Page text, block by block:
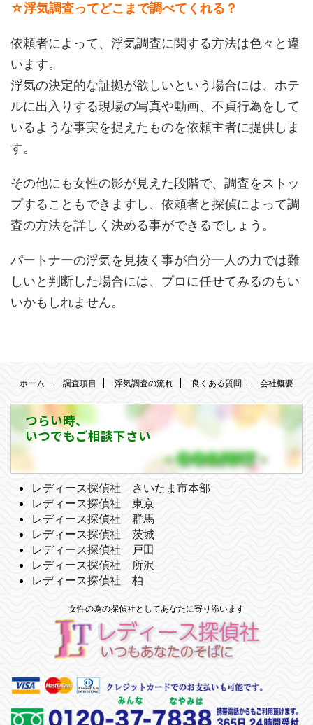
☆浮気調査ってどこまで調べてくれる？
依頼者によって、浮気調査に関する方法は色々と違
います。
浮気の決定的な証拠が欲しいという場合には、ホテ
ルに出入りする現場の写真や動画、不貞行為をして
いるような事実を捉えたものを依頼主者に提供しま
す。
その他にも女性の影が見えた段階で、調査をストッ
プすることもできますし、依頼者と探偵によって調
査の方法を詳しく決める事ができるでしょう。
パートナーの浮気を見抜く事が自分一人の力では難
しいと判断した場合には、プロに任せてみるのもい
いかもしれません。
ホーム 調査項目 浮気調査の流れ 良くある質問 会社概要
つらい時、
いつでもご相談下さい
レディース探偵社 さいたま市本部
レディース探偵社 東京
レディース探偵社 群馬
レディース探偵社 茨城
レディース探偵社 戸田
レディース探偵社 所沢
レディース探偵社 柏
女性の為の探偵社としてあなたに寄り添います